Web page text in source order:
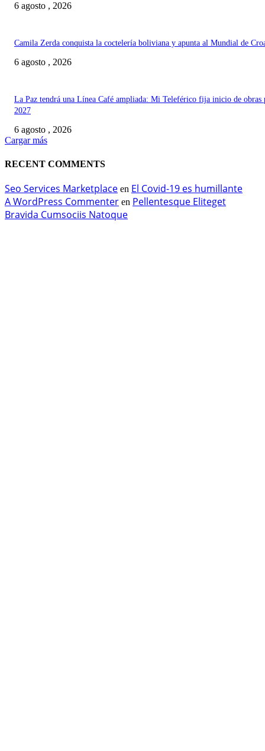
6 agosto , 2026
Camila Zerda conquista la coctelería boliviana y apunta al Mundial de
6 agosto , 2026
La Paz tendrá una Línea Café ampliada: Mi Teleférico fija inicio de obras
2027
6 agosto , 2026
Cargar más
RECENT COMMENTS
Seo Services Marketplace en El Covid-19 es humillante
A WordPress Commenter en Pellentesque Eliteget
Bravida Cumsociis Natoque